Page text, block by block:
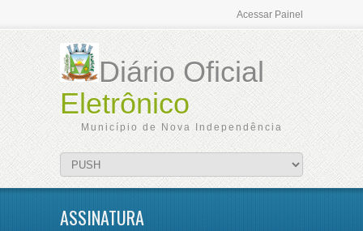
Acessar Painel
Diário Oficial
Eletrônico
Município de Nova Independência
ASSINATURA